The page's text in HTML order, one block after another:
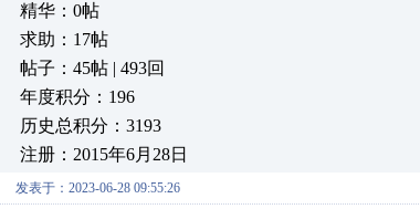
精华：0帖
求助：17帖
帖子：45帖 | 493回
年度积分：196
历史总积分：3193
注册：2015年6月28日
发表于：2023-06-28 09:55:26